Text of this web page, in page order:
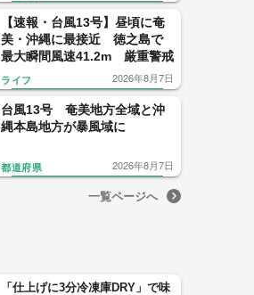
【速報・台風13号】昼頃に奄
美・沖縄に最接近 徳之島で
最大瞬間風速41.2m 厳重警戒
ライフ 2026年8月7日
台風13号 奄美地方全域と沖
縄本島地方が暴風域に
都道府県 2026年8月7日
一覧ページへ
「仕上げに3分冷凍庫DRY」で味